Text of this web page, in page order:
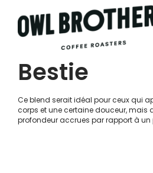
Bestie
Ce blend serait idéal pour ceux qui
corps et une certaine douceur, mais
profondeur accrues par rapport à un